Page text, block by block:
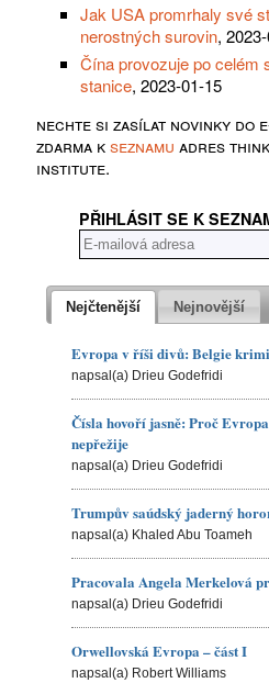
Jak USA promrhaly své
nerostných surovin,
Čína provozuje po celém
stanice, 2023-01-15
nechte si zasílat novinky do
zdarma kseznamu adres
institute.
PŘIHLÁSIT SE K
Nejčtenější Nejnovější
Evropa v říši divů: Belgie
napsal(a) Drieu Godefridi
Čísla hovoří jasně: Proč
nepřežije
napsal(a) Drieu Godefridi
Trumpův saúdský jaderný
napsal(a) Khaled Abu Toameh
Pracovala Angela Merkelová
napsal(a) Drieu Godefridi
Orwellovská Evropa – část I
napsal(a) Robert Williams